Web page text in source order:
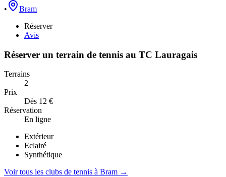
•
Bram
Réserver
Avis
Réserver un terrain de tennis au TC Lauragais
Terrains
2
Prix
Dès 12 €
Réservation
En ligne
Extérieur
Eclairé
Synthétique
Voir tous les clubs de tennis à Bram →